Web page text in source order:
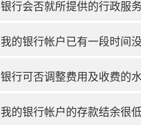
银行会否就所提供的行政服
我的银行帐户已有一段时间
银行可否调整费用及收费的水
我的银行帐户的存款结余很